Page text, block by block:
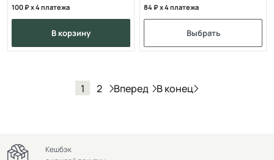
100 x 4 платежа
в корзину
84 x 4 платежа
Выбрать
1 2 Вперед В конец
Кешбэк